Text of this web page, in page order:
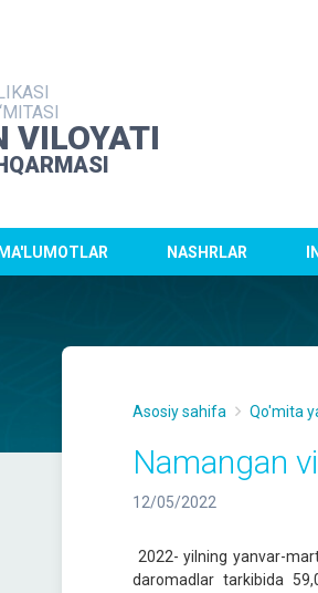
VILOYATI
NASHRLAR
Asosiy sahifa Qo'mita
Namangan
12/05/2022
2022- yilning yanvar-
daromadlar tarkibida